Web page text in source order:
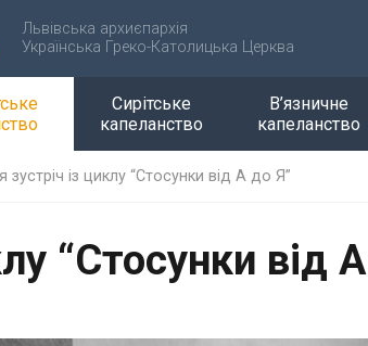
Львівська архиєпархія
Українська Греко-Католицька Церква
Сирітське
капеланство
В’язничне
капеланство
зустріч із циклу “Стосунки від А до Я”
“Стосунки від